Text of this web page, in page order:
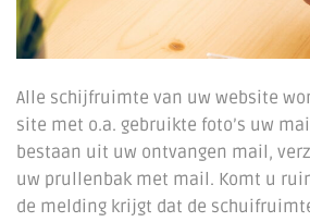
Alle schijfruimte van uw website
site met o.a. gebruikte foto’s uw
bestaan uit uw ontvangen mail,
uw prullenbak met mail. Komt u
de melding krijgt dat de